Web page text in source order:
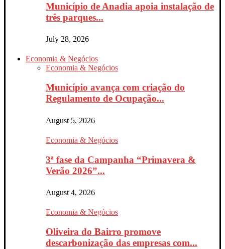
Município de Anadia apoia instalação de
três parques...
July 28, 2026
Economia & Negócios
Economia & Negócios
Município avança com criação do
Regulamento de Ocupação...
August 5, 2026
Economia & Negócios
3ª fase da Campanha “Primavera &
Verão 2026”...
August 4, 2026
Economia & Negócios
Oliveira do Bairro promove
descarbonização das empresas com...